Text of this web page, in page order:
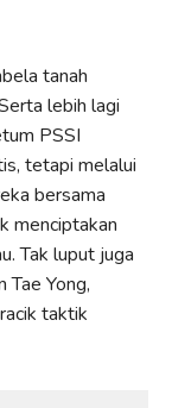
tanah
lebih lagi
PSSI
tetapi melalui
bersama
menciptakan
Tak luput juga
Tae Yong,
taktik